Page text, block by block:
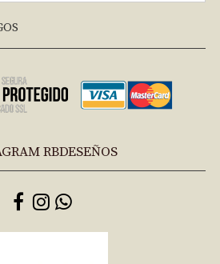
RBDESEÑOS